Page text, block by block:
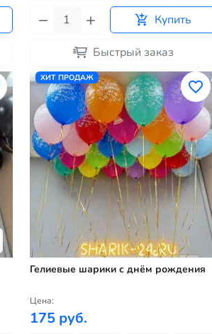
Купить
Быстрый заказ
ХИТ ПРОДАЖ
Гелиевые шарики с днём рождения
Цена:
175 руб.